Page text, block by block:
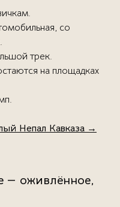
со
трек.
на площадках
Непал Кавказа →
— оживлённое,